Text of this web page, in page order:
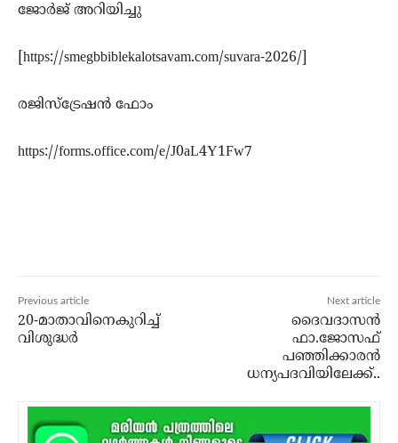
ജോർജ് അറിയിച്ചു
[https://smegbbiblekalotsavam.com/suvara-2026/]
രജിസ്ട്രേഷൻ ഫോം
https://forms.office.com/e/J0aL4Y1Fw7
Previous article
20-മാതാവിനെകുറിച്ച്‌
വിശുദ്ധർ
Next article
ദൈവദാസന്‍
ഫാ.ജോസഫ്
പഞ്ഞിക്കാരന്‍
ധന്യപദവിയിലേക്ക്..